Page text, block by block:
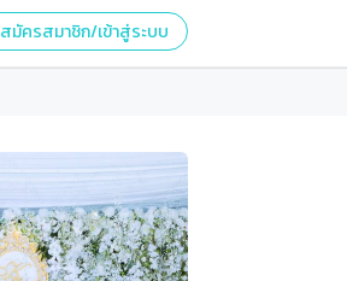
สมัครสมาชิก/เข้าสู่ระบบ